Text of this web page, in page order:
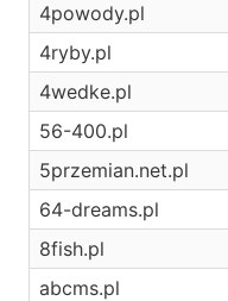
4powody.pl
4ryby.pl
4wedke.pl
56-400.pl
5przemian.net.pl
64-dreams.pl
8fish.pl
abcms.pl